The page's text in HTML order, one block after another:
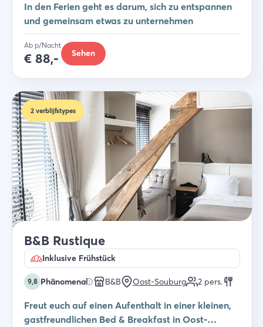
In den Ferien geht es darum, sich zu entspannen
und gemeinsam etwas zu unternehmen
Ab p/Nacht
€ 88,- Sehen
2 verblijfstypes
B&B Rustique
Inklusive Frühstück
9,8 Phänomenal B&B Oost-Souburg 2 pers.
Freut euch auf einen Aufenthalt in einer kleinen,
gastfreundlichen Bed & Breakfast in Oost-